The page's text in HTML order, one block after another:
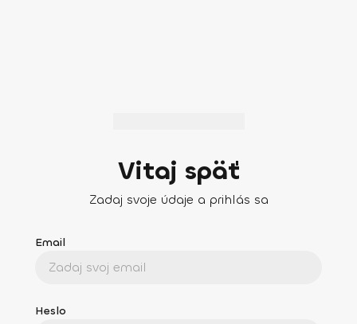
Vitaj späť
Zadaj svoje údaje a prihlás sa
Email
Heslo